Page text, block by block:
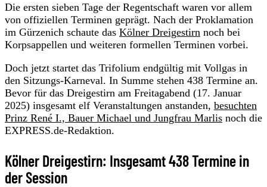
Die ersten sieben Tage der Regentschaft waren vor allem
von offiziellen Terminen geprägt. Nach der Proklamation
im Gürzenich schaute das Kölner Dreigestirn noch bei
Korpsappellen und weiteren formellen Terminen vorbei.
Doch jetzt startet das Trifolium endgültig mit Vollgas in
den Sitzungs-Karneval. In Summe stehen 438 Termine an.
Bevor für das Dreigestirn am Freitagabend (17. Januar
2025) insgesamt elf Veranstaltungen anstanden, besuchten
Prinz René I., Bauer Michael und Jungfrau Marlis noch die
EXPRESS.de-Redaktion.
Kölner Dreigestirn: Insgesamt 438 Termine in
der Session